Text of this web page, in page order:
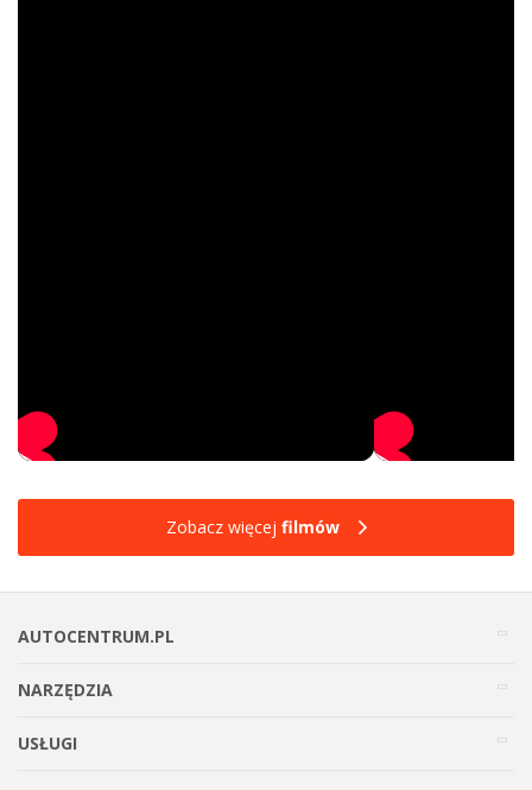
Zobacz więcej filmów
AUTOCENTRUM.PL
NARZĘDZIA
USŁUGI